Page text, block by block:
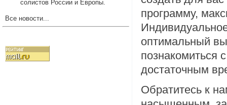
солистов России и Европы.
Все новости...
программу,
оптимальный
познакомиться
достаточным
Обратитесь к